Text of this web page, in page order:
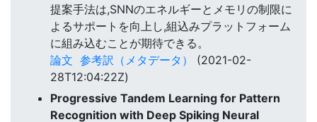
提案手法は,SNNのエネルギーとメモリの制限に
よるサポートを向上し,組込みプラットフォーム
に組み込むことが期待できる。
論文 参考訳（メタデータ）
(2021-02-
28T12:04:22Z)
Progressive Tandem Learning for Pattern
Recognition with Deep Spiking Neural